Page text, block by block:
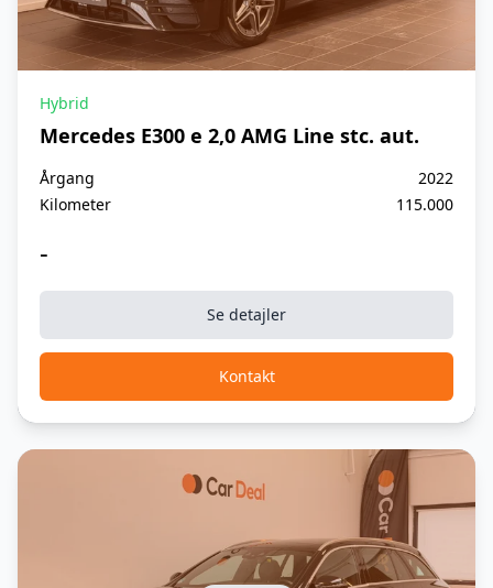
Hybrid
Mercedes E300 e 2,0 AMG Line stc. aut.
Årgang
2022
Kilometer
115.000
-
Se detajler
Kontakt